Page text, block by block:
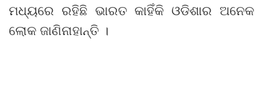
ମଧ୍ୟରେ ରହିଛି ଭାରତ କାହିଁକି ଓଡିଶାର ଅନେକ
ଲୋକ ଜାଣିନାହାନ୍ତି ।